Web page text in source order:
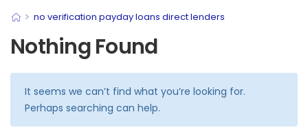
> no verification payday loans direct lenders
Nothing Found
It seems we can’t find what you’re looking for.
Perhaps searching can help.